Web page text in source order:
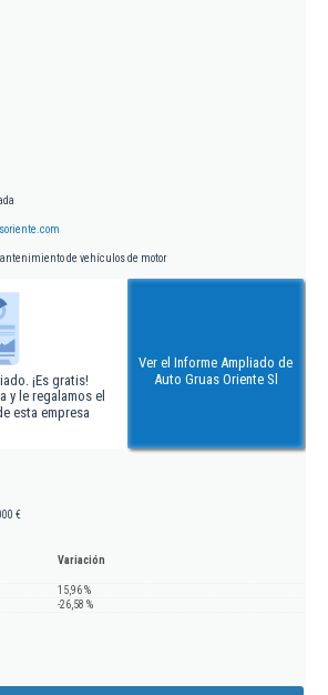
de vehículos de motor
¡Es gratis!
y le regalamos el
esta empresa
Ver el Informe Ampliado de
Auto Gruas Oriente Sl
€
Variación
15,96 %
-26,58 %